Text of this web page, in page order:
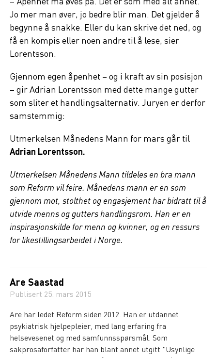
Jo mer man øver, jo bedre blir man. Det gjelder å
begynne å snakke. Eller du kan skrive det ned, og
få en kompis eller noen andre til å lese, sier
Lorentsson.
Gjennom egen åpenhet – og i kraft av sin posisjon
– gir Adrian Lorentsson med dette mange gutter
som sliter et handlingsalternativ. Juryen er derfor
samstemmig:
Utmerkelsen Månedens Mann for mars går til
Adrian Lorentsson.
Utmerkelsen Månedens Mann tildeles en bra mann
som Reform vil feire. Månedens mann er en som
gjennom mot, stolthet og engasjement har bidratt til å
utvide menns og gutters handlingsrom. Han er en
inspirasjonskilde for menn og kvinner, og en ressurs
for likestillingsarbeidet i Norge.
Are Saastad
Publisert 25. mars 2015
Are har ledet Reform siden 2012. Han er utdannet
psykiatrisk hjelpepleier, med lang erfaring fra
helsevesenet og med samfunnsspørsmål. Som
sakprosaforfatter har han blant annet utgitt "Usynlige